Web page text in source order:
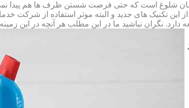
شلوغ است که حتی فرصت شستن ظرف ها هم پیدا نمی
از این تکنیک های جدید و البته موثر استفاده از
نگران نباشید ما در این مطلب هر آنچه در این